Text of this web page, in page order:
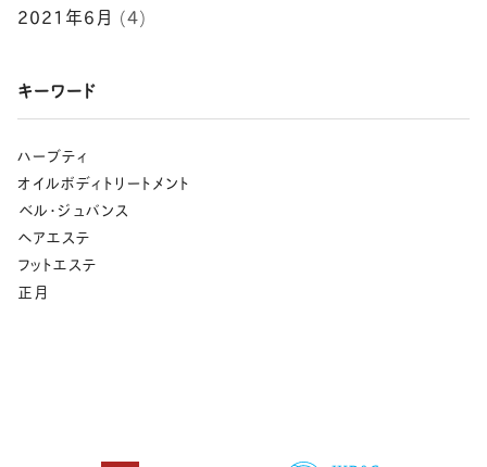
2021年6月 (4)
キーワード
ハーブティ
オイルボディトリートメント
⁡ベル･ジュバンス
ヘアエステ
フットエステ
正月